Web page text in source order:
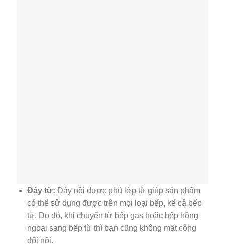
Đáy từ: Đáy nồi được phủ lớp từ giúp sản phẩm
có thể sử dụng được trên mọi loại bếp, kể cả bếp
từ. Do đó, khi chuyển từ bếp gas hoặc bếp hồng
ngoại sang bếp từ thì bạn cũng không mất công
đổi nồi.